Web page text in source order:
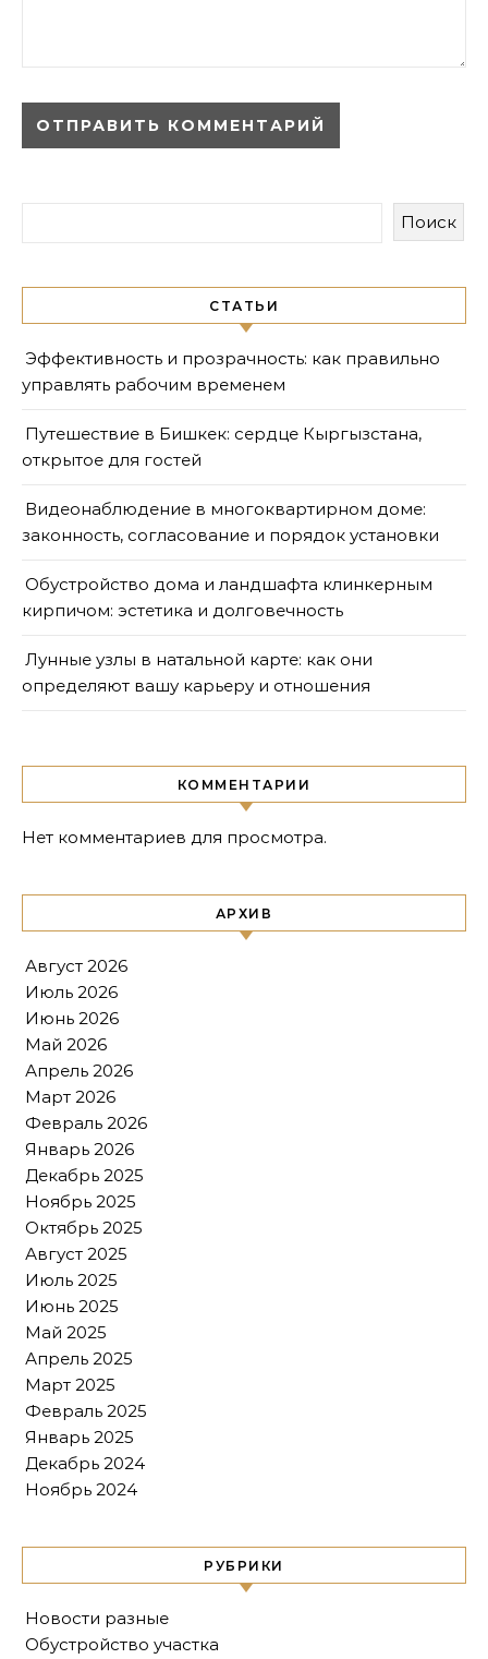
Поиск
СТАТЬИ
Эффективность и прозрачность: как правильно
управлять рабочим временем
Путешествие в Бишкек: сердце Кыргызстана,
открытое для гостей
Видеонаблюдение в многоквартирном доме:
законность, согласование и порядок установки
Обустройство дома и ландшафта клинкерным
кирпичом: эстетика и долговечность
Лунные узлы в натальной карте: как они
определяют вашу карьеру и отношения
КОММЕНТАРИИ
Нет комментариев для просмотра.
АРХИВ
Август 2026
Июль 2026
Июнь 2026
Май 2026
Апрель 2026
Март 2026
Февраль 2026
Январь 2026
Декабрь 2025
Ноябрь 2025
Октябрь 2025
Август 2025
Июль 2025
Июнь 2025
Май 2025
Апрель 2025
Март 2025
Февраль 2025
Январь 2025
Декабрь 2024
Ноябрь 2024
РУБРИКИ
Новости разные
Обустройство участка